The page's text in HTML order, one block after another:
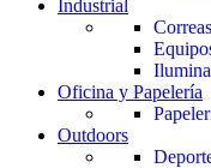
Industrial
Oficina y Papelería
Outdoors